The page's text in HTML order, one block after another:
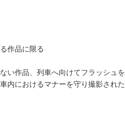
作品に限る
い作品、列車へ向けてフラッシュを
内におけるマナーを守り撮影された